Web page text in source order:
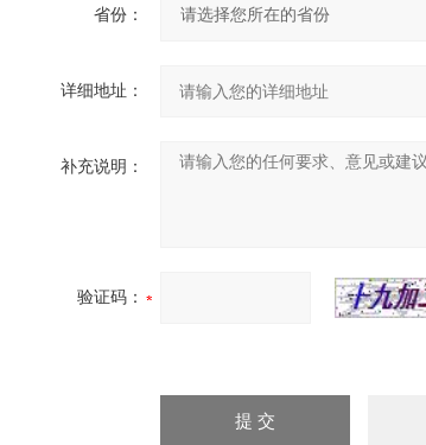
省份：
详细地址：
补充说明：
验证码：